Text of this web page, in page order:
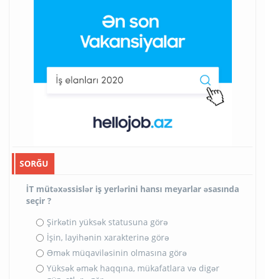
SORĞU
İT mütəxəssislər iş yerlərini hansı meyarlar əsasında
seçir ?
Şirkətin yüksək statusuna görə
İşin, layihənin xarakterinə görə
Əmək müqaviləsinin olmasına görə
Yüksək əmək haqqına, mükafatlara və digər